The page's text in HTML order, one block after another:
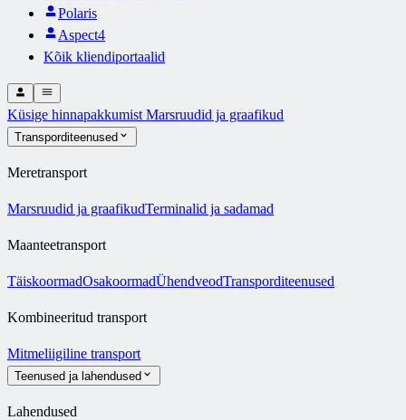
Polaris
Aspect4
Kõik kliendiportaalid
Küsige hinnapakkumist Marsruudid ja graafikud
Transporditeenused
Meretransport
Marsruudid ja graafikudTerminalid ja sadamad
Maanteetransport
TäiskoormadOsakoormadÜhendveodTransporditeenused
Kombineeritud transport
Mitmeliigiline transport
Teenused ja lahendused
Lahendused